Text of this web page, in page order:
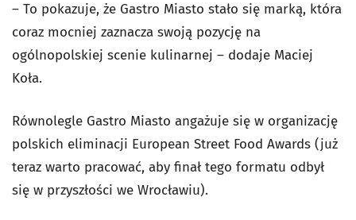
– To pokazuje, że Gastro Miasto stało się marką, która
coraz mocniej zaznacza swoją pozycję na
ogólnopolskiej scenie kulinarnej – dodaje Maciej
Koła.
Równolegle Gastro Miasto angażuje się w organizację
polskich eliminacji European Street Food Awards (już
teraz warto pracować, aby finał tego formatu odbył
się w przyszłości we Wrocławiu).